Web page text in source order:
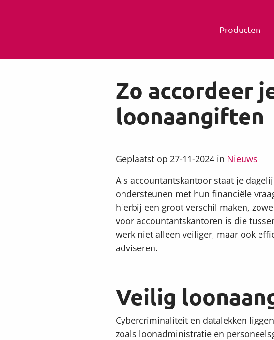
Producten
Zo accordeer
loonaangiften
Geplaatst op 27-11-2024 in Nieuws
Als accountantskantoor staat je
ondersteunen met hun financiële
hierbij een groot verschil maken,
voor accountantskantoren is die
werk niet alleen veiliger, maar ook
adviseren.
Veilig
Cybercriminaliteit en datalekken
zoals loonadministratie en